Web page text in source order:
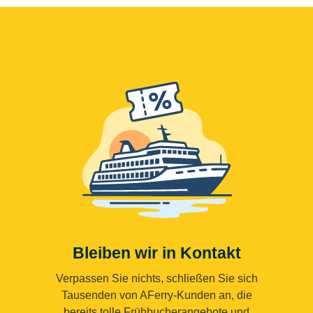
Bleiben wir in Kontakt
Verpassen Sie nichts, schließen Sie sich
Tausenden von AFerry-Kunden an, die